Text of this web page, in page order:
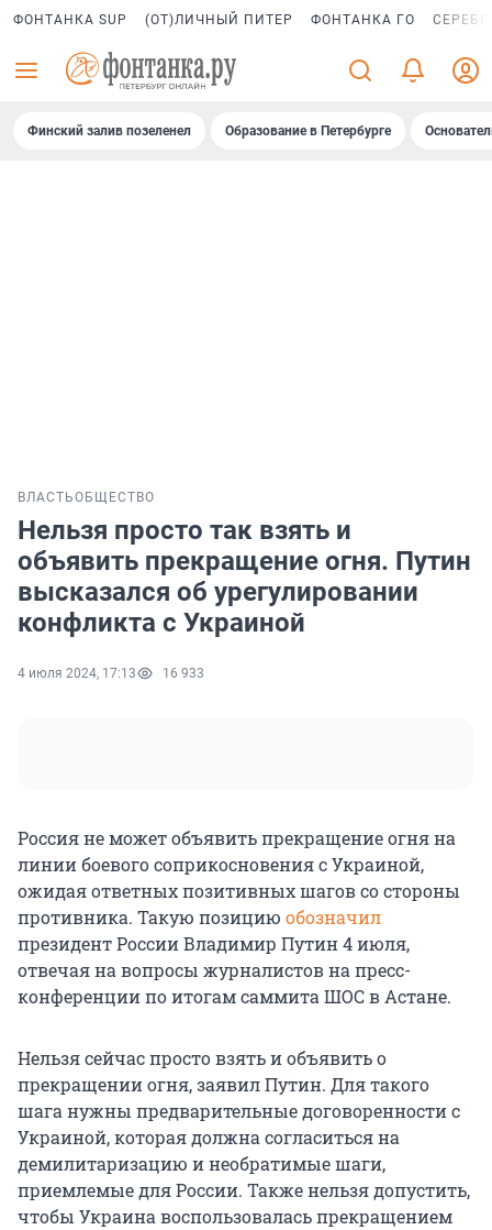
ФОНТАНКА SUP (ОТ)ЛИЧНЫЙ ПИТЕР ФОНТАНКА ГО
Финский залив позеленел Образование в Петербурге
ВЛАСТЬОБЩЕСТВО
Нельзя просто так взять и
объявить прекращение огня. Путин
высказался об урегулировании
конфликта с Украиной
4 июля 2024, 17:13 16 933
Россия не может объявить прекращение огня на
линии боевого соприкосновения с Украиной,
ожидая ответных позитивных шагов со стороны
противника. Такую позицию обозначил
президент России Владимир Путин 4 июля,
отвечая на вопросы журналистов на пресс-
конференции по итогам саммита ШОС в Астане.
Нельзя сейчас просто взять и объявить о
прекращении огня, заявил Путин. Для такого
шага нужны предварительные договоренности с
Украиной, которая должна согласиться на
демилитаризацию и необратимые шаги,
приемлемые для России. Также нельзя допустить,
чтобы Украина воспользовалась прекращением